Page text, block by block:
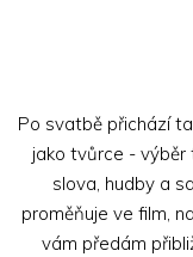
Po svatbě přichází
jako tvůrce - výběr
slova, hudby a
proměňuje ve film,
vám předám